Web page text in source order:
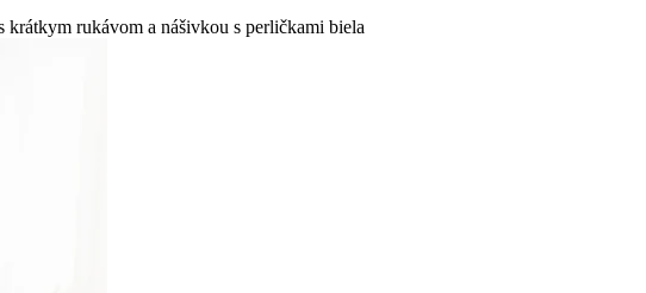
krátkym rukávom a nášivkou s perličkami biela